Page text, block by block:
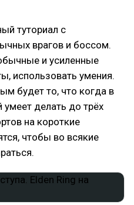
туториал с
врагов и боссом.
и усиленные
использовать умения.
будет то, что когда в
умеет делать до трёх
на короткие
чтобы во всякие